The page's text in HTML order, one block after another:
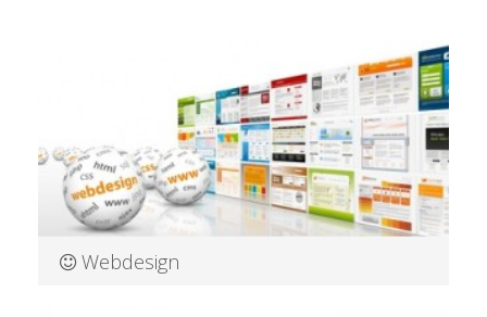
Webdesign